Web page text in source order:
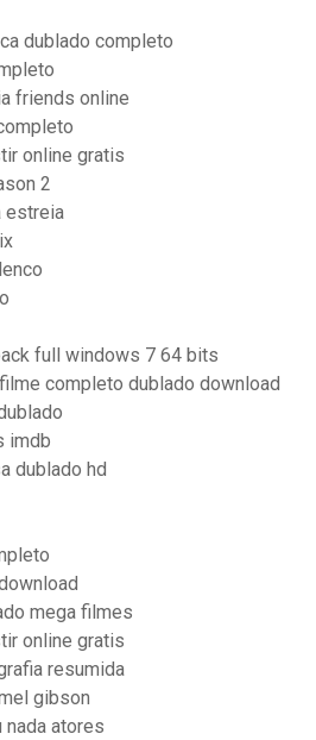
dublado completo
friends online
online gratis
2
estreia
full windows 7 64 bits
completo dublado download
imdb
dublado hd
mega filmes
online gratis
resumida
gibson
nada atores